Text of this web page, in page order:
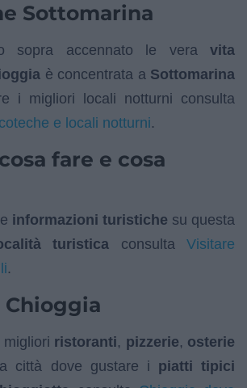
Sottomarina
sopra accennato le vera vita
è concentrata a Sottomarina
i migliori locali notturni consulta
e locali notturni.
fare e cosa
informazioni turistiche su questa
turistica consulta Visitare
.
ristoranti, pizzerie, osterie
città dove gustare i piatti tipici